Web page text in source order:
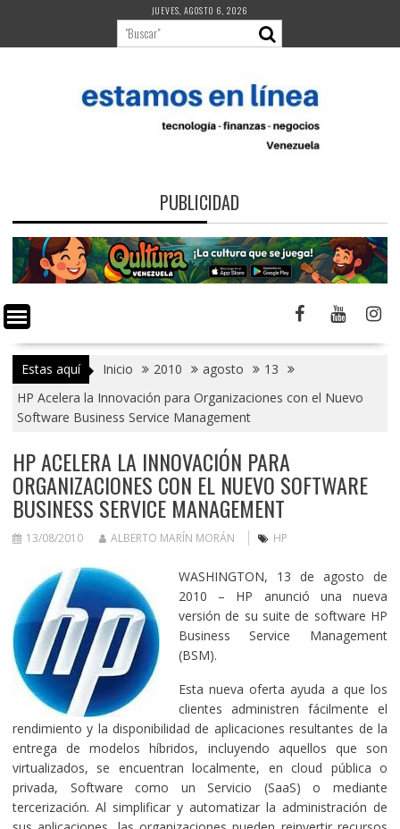
contenido
JUEVES, AGOSTO 6, 2026
PUBLICIDAD
Estas aquí Inicio 2010 agosto
13
HP Acelera la Innovación para Organizaciones con el Nuevo
Software Business Service Management
HP ACELERA LA INNOVACIÓN PARA
ORGANIZACIONES CON EL NUEVO SOFTWARE
BUSINESS SERVICE MANAGEMENT
13/08/2010 ALBERTO MARÍN MORÁN HP
WASHINGTON, 13 de agosto de
2010 – HP anunció una nueva
versión de su suite de software HP
Business Service Management
(BSM).
Esta nueva oferta ayuda a que los
clientes administren fácilmente el
rendimiento y la disponibilidad de aplicaciones resultantes de la
entrega de modelos híbridos, incluyendo aquellos que son
virtualizados, se encuentran localmente, en cloud pública o
privada, Software como un Servicio (SaaS) o mediante
tercerización. Al simplificar y automatizar la administración de